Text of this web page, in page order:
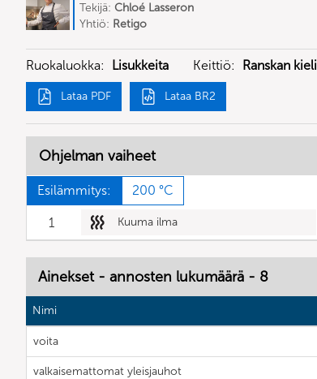
Tekijä: Chloé Lasseron
Yhtiö: Retigo
Ruokaluokka: Lisukkeita Keittiö: Ranskan kieli
Lataa PDF Lataa BR2
Ohjelman vaiheet
Esilämmitys: 200 °C
1 Kuuma ilma
Ainekset - annosten lukumäärä - 8
Nimi
voita
valkaisemattomat yleisjauhot